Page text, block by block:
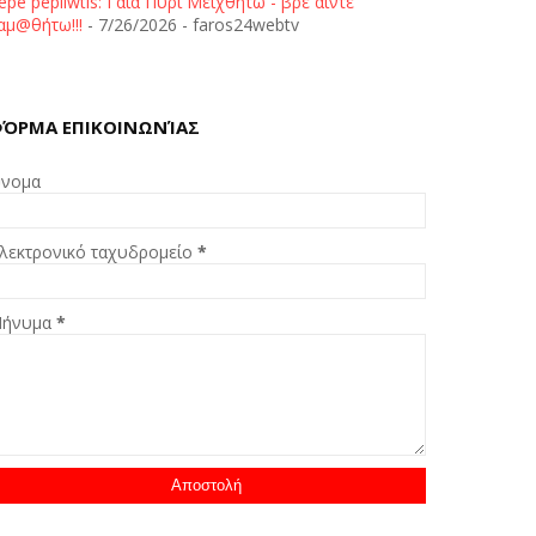
- 7/26/2026 - faros24webtv
ΕΠΙΚΟΙΝΩΝΊΑΣ
ταχυδρομείο*
*